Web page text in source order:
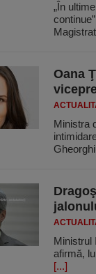
„În
Oana
Ministra
Ministrul
afirmă,
[...]